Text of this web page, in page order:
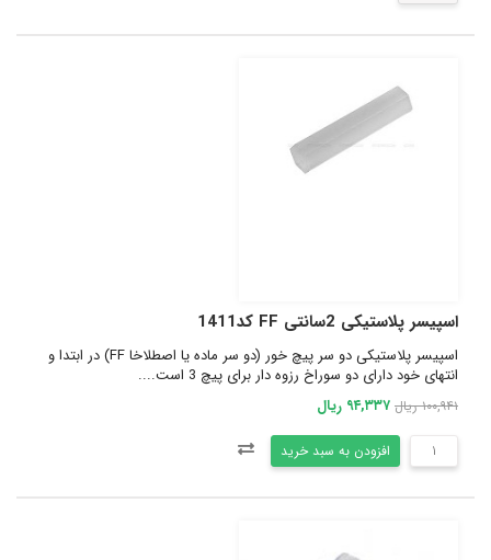
اسپیسر پلاستیکی 2سانتی FF کد1411
اسپیسر پلاستیکی دو سر پیچ خور (دو سر ماده یا اصطلاخا FF) در ابتدا و
انتهای خود دارای دو سوراخ رزوه دار برای پیچ 3 است....
۱۰۰,۹۴۱ ریال ۹۴,۳۳۷ ریال
افزودن به سبد خرید